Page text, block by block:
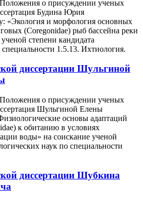
о присуждении ученых
Будина Юрия
«Экология и морфология основных
(Coregonidae) рыб бассейна реки
степени кандидата
1.5.13. Ихтиология.
диссертации Шульгиной
о присуждении ученых
Шульгиной Елены
основы адаптаций
к обитанию в условиях
воды» на соискание ученой
наук по специальности
диссертации Шубкина